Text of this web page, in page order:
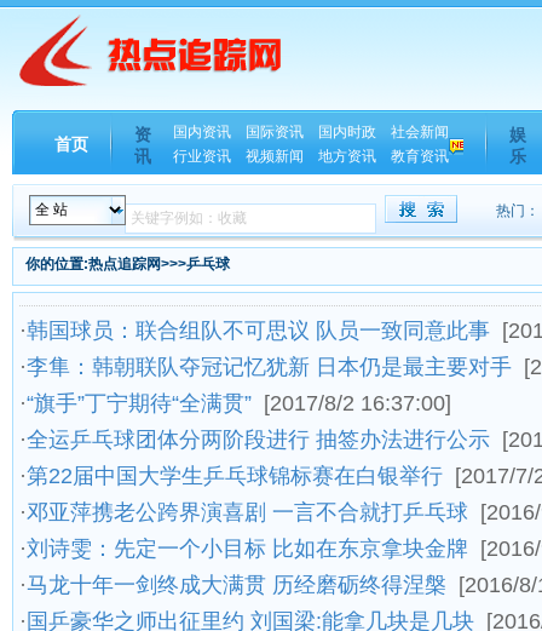
首页
资
讯
国内资讯 国际资讯 国内时政
社会新闻
行业资讯
视频新闻 地方资讯 教育资讯
娱
乐
热门：
你的位置:热点追踪网>>>乒乓球
·韩国球员：联合组队不可思议 队员一致同意此事
·李隼：韩朝联队夺冠记忆犹新 日本仍是最主要对手
·“旗手”丁宁期待“全满贯” [2017/8/2 16:37:00]
·全运乒乓球团体分两阶段进行 抽签办法进行公示
·第22届中国大学生乒乓球锦标赛在白银举行 [2017/7/
·邓亚萍携老公跨界演喜剧 一言不合就打乒乓球
·刘诗雯：先定一个小目标 比如在东京拿块金牌
·马龙十年一剑终成大满贯 历经磨砺终得涅槃 [2016/
·国乒豪华之师出征里约 刘国梁:能拿几块是几块